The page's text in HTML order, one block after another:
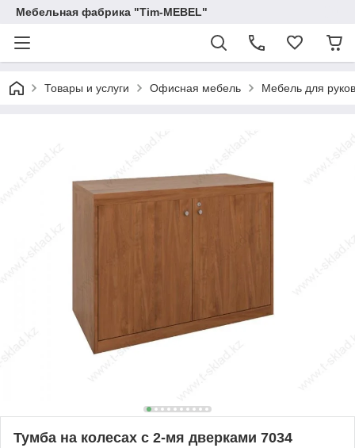
Мебельная фабрика "Tim-MEBEL"
Товары и услуги Офисная мебель Мебель для
Тумба на колесах с 2-мя дверками 7034